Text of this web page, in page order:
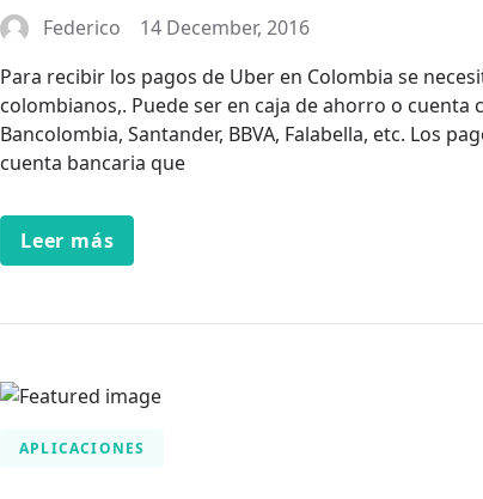
Federico
14 December, 2016
Para recibir los pagos de Uber en Colombia se
colombianos,. Puede ser en caja de ahorro o
Bancolombia, Santander, BBVA, Falabella, etc. Los
cuenta bancaria que
Leer más
APLICACIONES